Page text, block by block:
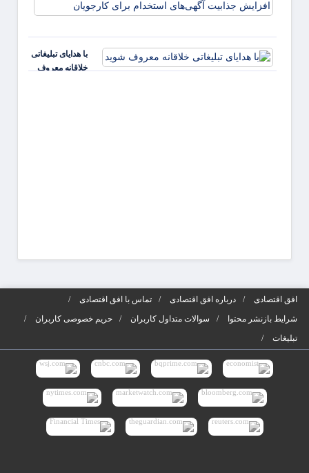
با هدایای تبلیغاتی
خلاقانه معروف
افق اقتصادی درباره افق اقتصادی
تماس با افق اقتصادی
شرایط بازنشر محتوا
سوالات متداول کاربران
حریم خصوصی کاربران
تبلیغات